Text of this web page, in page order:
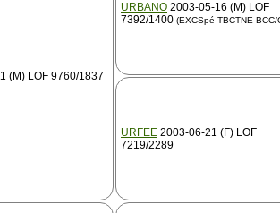
(M) LOF 9760/1837
URBANO 2003-05-16 (M) LOF
7392/1400 (EXCSpé TBCTNE BCC/
URFEE 2003-06-21 (F) LOF
7219/2289